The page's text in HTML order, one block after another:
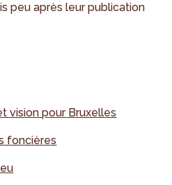
peu après leur publication
vision pour Bruxelles
foncières